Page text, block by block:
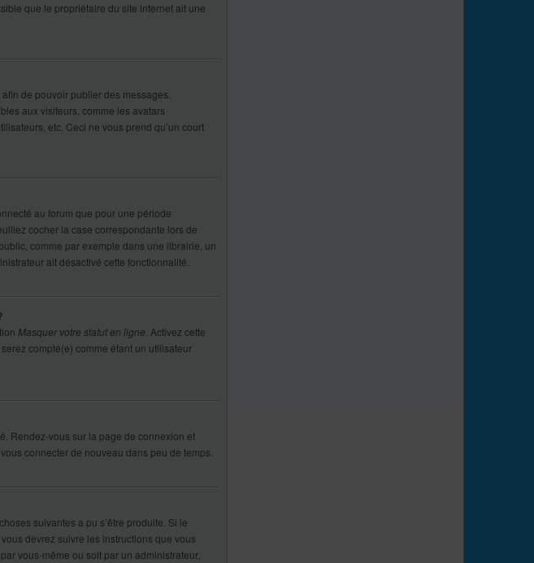
que le propriétaire du site internet ait une
de pouvoir publier des messages.
aux visiteurs, comme les avatars
etc. Ceci ne vous prend qu’un court
au forum que pour une période
cocher la case correspondante lors de
comme par exemple dans une librairie, un
ait désactivé cette fonctionnalité.
Masquer votre statut en ligne . Activez cette
compté(e) comme étant un utilisateur
Rendez-vous sur la page de connexion et
connecter de nouveau dans peu de temps.
suivantes a pu s’être produite. Si le
devrez suivre les instructions que vous
vous-même ou soit par un administrateur,